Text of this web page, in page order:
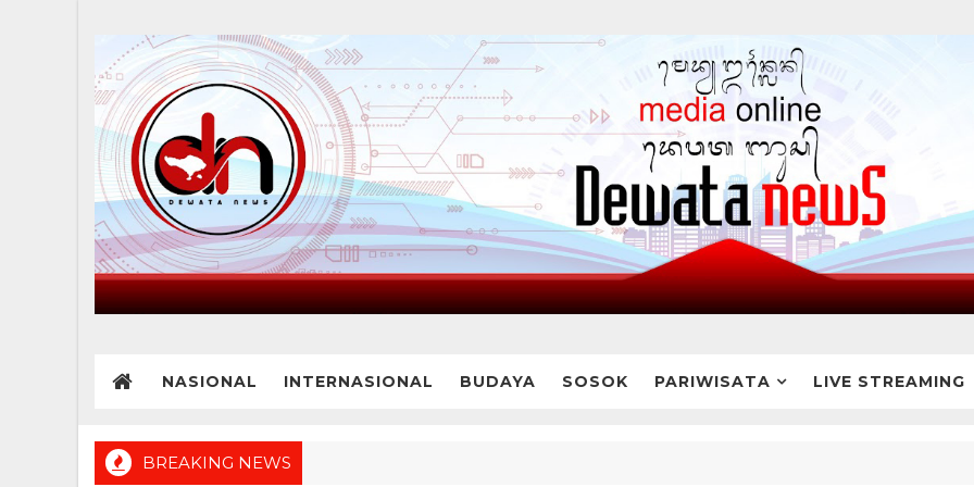
NASIONAL INTERNASIONAL BUDAYA SOSOK PARIWISATA LIVE STREAMING
BREAKING NEWS